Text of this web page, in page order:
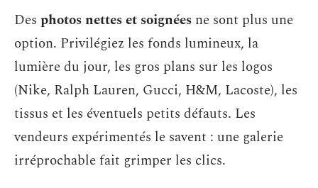
Des photos nettes et soignées ne sont plus une
option. Privilégiez les fonds lumineux, la
lumière du jour, les gros plans sur les logos
(Nike, Ralph Lauren, Gucci, H&M, Lacoste), les
tissus et les éventuels petits défauts. Les
vendeurs expérimentés le savent : une galerie
irréprochable fait grimper les clics.